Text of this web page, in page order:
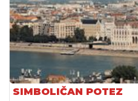
SIMBOLIČAN POTEZ